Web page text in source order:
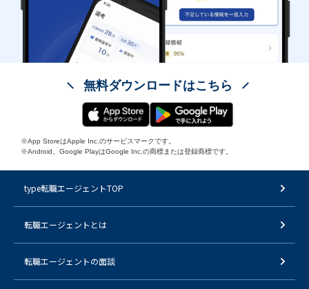
無料ダウンロードはこちら
※App StoreはApple Inc.のサービスマークです。
※Android、Google PlayはGoogle Inc.の商標または登録商標です。
type転職エージェントTOP
転職エージェントとは
転職エージェントの面談